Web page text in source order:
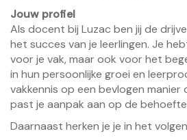
Jouw profiel
Als docent bij Luzac ben jij de
het succes van je leerlingen. Je
voor je vak, maar ook voor het
in hun persoonlijke groei en
vakkennis op een bevlogen manier
past je aanpak aan op de
Daarnaast herken je je in het